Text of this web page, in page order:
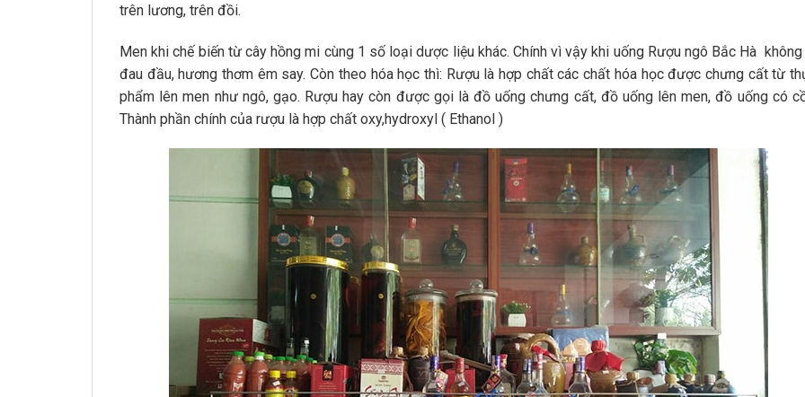
trên lương, trên đồi.
Men khi chế biến từ cây hồng mi cùng 1 số loại dược liệu khác. Chính vì vậy khi uống Rượu ngô Bắc Hà không
đau đầu, hương thơm êm say. Còn theo hóa học thì: Rượu là hợp chất các chất hóa học được chưng cất từ
phẩm lên men như ngô, gạo. Rượu hay còn được gọi là đồ uống chưng cất, đồ uống lên men, đồ uống có
Thành phần chính của rượu là hợp chất oxy,hydroxyl ( Ethanol )